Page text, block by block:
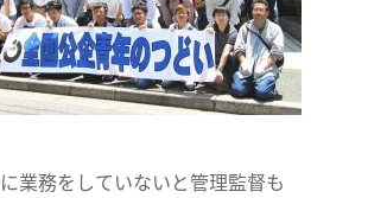
業務をしていないと管理監督も